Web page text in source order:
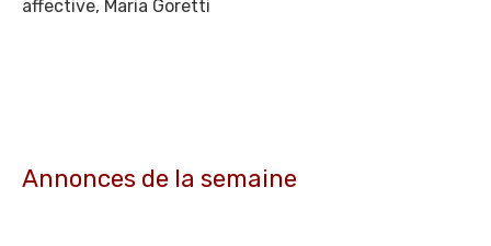
affective, Maria Goretti
Annonces de la semaine